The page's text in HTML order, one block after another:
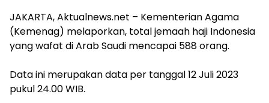
JAKARTA, Aktualnews.net – Kementerian Agama
(Kemenag) melaporkan, total jemaah haji Indonesia
yang wafat di Arab Saudi mencapai 588 orang.
Data ini merupakan data per tanggal 12 Juli 2023
pukul 24.00 WIB.